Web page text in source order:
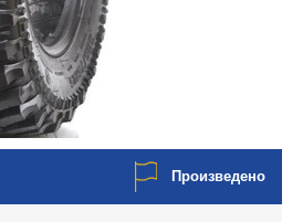
Произведено